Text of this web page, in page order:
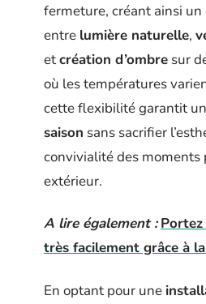
fermeture, créant ainsi
entre lumière naturelle,
etcréation d’ombre sur
où les températures
cette flexibilité garantit un
saison sans sacrifier
convivialité des moments
extérieur.
A lire également :
très facilement grâce à
En optant pour une